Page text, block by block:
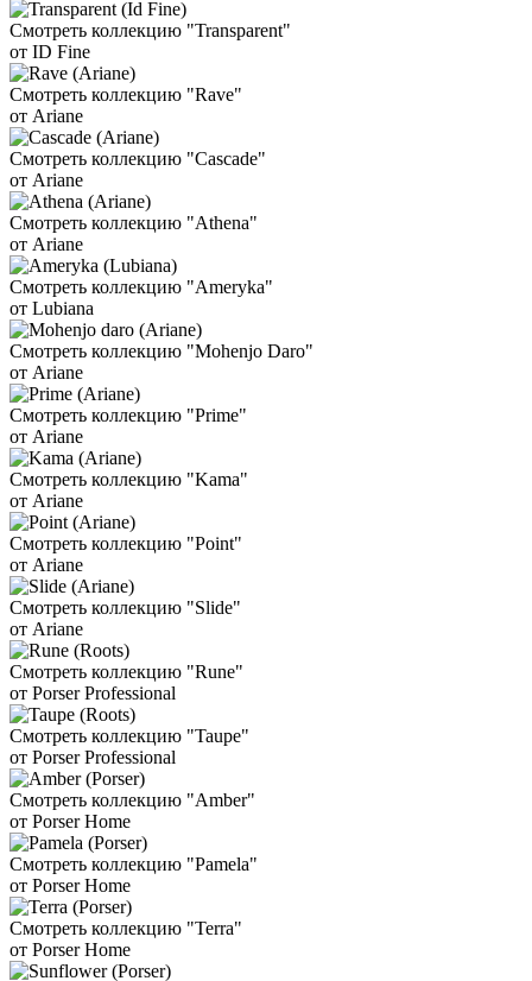
Смотреть коллекцию "Transparent"
от ID Fine
Смотреть коллекцию "Rave"
от Ariane
Смотреть коллекцию "Cascade"
от Ariane
Смотреть коллекцию "Athena"
от Ariane
Смотреть коллекцию "Ameryka"
от Lubiana
Смотреть коллекцию "Mohenjo Daro"
от Ariane
Смотреть коллекцию "Prime"
от Ariane
Смотреть коллекцию "Kama"
от Ariane
Смотреть коллекцию "Point"
от Ariane
Смотреть коллекцию "Slide"
от Ariane
Смотреть коллекцию "Rune"
от Porser Professional
Смотреть коллекцию "Taupe"
от Porser Professional
Смотреть коллекцию "Amber"
от Porser Home
Смотреть коллекцию "Pamela"
от Porser Home
Смотреть коллекцию "Terra"
от Porser Home